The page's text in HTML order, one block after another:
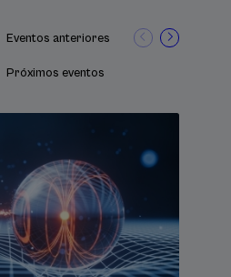
Eventos anteriores
Próximos eventos